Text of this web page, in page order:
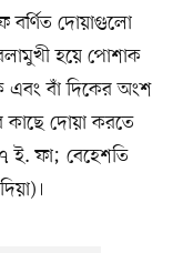
বর্ণিত দোয়াগুলো
হয়ে পোশাক
এবং বাঁ দিকের অংশ
কাছে দোয়া করতে
ই. ফা; বেহেশতি